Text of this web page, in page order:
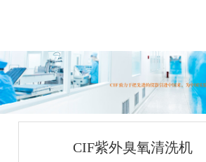
CIF紫外臭氧清洗机